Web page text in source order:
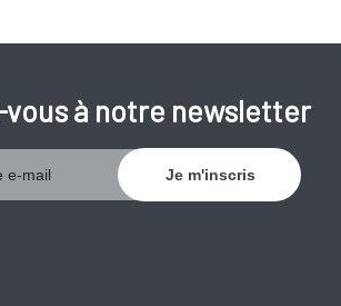
vous à notre newsletter